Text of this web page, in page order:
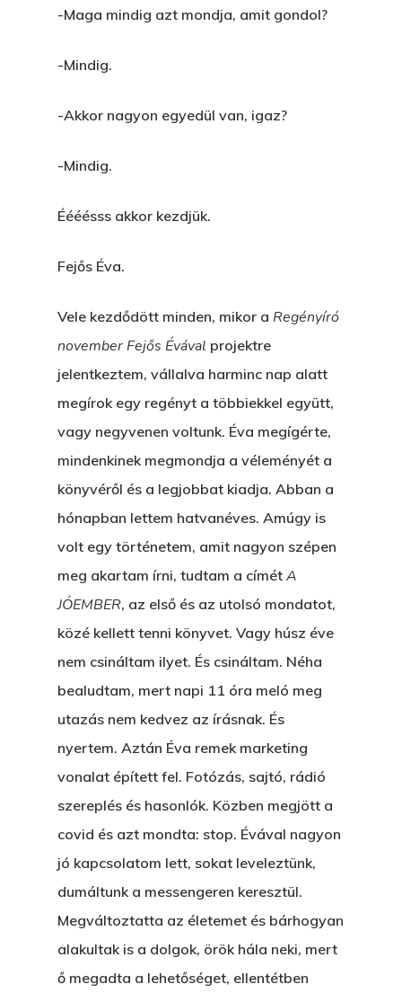
-Maga mindig azt mondja, amit gondol?
-Mindig.
-Akkor nagyon egyedül van, igaz?
-Mindig.
Éééésss akkor kezdjük.
Fejős Éva.
Vele kezdődött minden, mikor a Regényíró
november Fejős Évával projektre
jelentkeztem, vállalva harminc nap alatt
megírok egy regényt a többiekkel együtt,
vagy negyvenen voltunk. Éva megígérte,
mindenkinek megmondja a véleményét a
könyvéről és a legjobbat kiadja. Abban a
hónapban lettem hatvanéves. Amúgy is
volt egy történetem, amit nagyon szépen
meg akartam írni, tudtam a címét A
JÓEMBER, az első és az utolsó mondatot,
közé kellett tenni könyvet. Vagy húsz éve
nem csináltam ilyet. És csináltam. Néha
bealudtam, mert napi 11 óra meló meg
utazás nem kedvez az írásnak. És
nyertem. Aztán Éva remek marketing
vonalat épített fel. Fotózás, sajtó, rádió
szereplés és hasonlók. Közben megjött a
covid és azt mondta: stop. Évával nagyon
jó kapcsolatom lett, sokat leveleztünk,
dumáltunk a messengeren keresztül.
Megváltoztatta az életemet és bárhogyan
alakultak is a dolgok, örök hála neki, mert
ő megadta a lehetőséget, ellentétben